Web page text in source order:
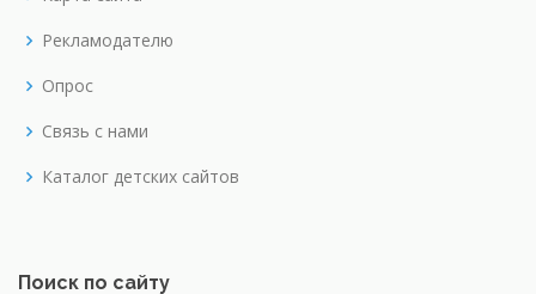
Рекламодателю
Опрос
Связь с нами
Каталог детских сайтов
Поиск по сайту